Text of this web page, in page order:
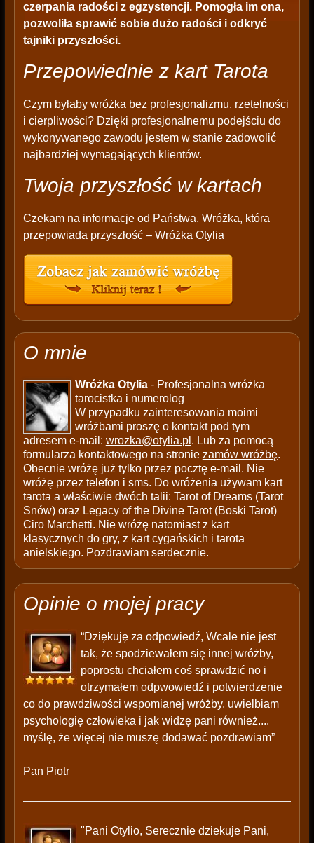
czerpania radości z egzystencji. Pomogła im ona,
pozwoliła sprawić sobie dużo radości i odkryć
tajniki przyszłości.
Przepowiednie z kart Tarota
Czym byłaby wróżka bez profesjonalizmu, rzetelności
i cierpliwości? Dzięki profesjonalnemu podejściu do
wykonywanego zawodu jestem w stanie zadowolić
najbardziej wymagających klientów.
Twoja przyszłość w kartach
Czekam na informacje od Państwa. Wróżka, która
przepowiada przyszłość – Wróżka Otylia
O mnie
Wróżka Otylia- Profesjonalna wróżka
tarocistka i numerolog
W przypadku zainteresowania moimi
wróżbami proszę o kontakt pod tym
adresem e-mail: wrozka@otylia.pl . Lub za pomocą
formularza kontaktowego na stronie zamów wróżbę.
Obecnie wróżę już tylko przez pocztę e-mail. Nie
wróżę przez telefon i sms. Do wróżenia używam kart
tarota a właściwie dwóch talii: Tarot of Dreams (Tarot
Snów) oraz Legacy of the Divine Tarot (Boski Tarot)
Ciro Marchetti. Nie wróżę natomiast z kart
klasycznych do gry, z kart cygańskich i tarota
anielskiego. Pozdrawiam serdecznie.
Opinie o mojej pracy
“Dziękuję za odpowiedź, Wcale nie jest
tak, że spodziewałem się innej wróżby,
poprostu chciałem coś sprawdzić no i
otrzymałem odpwowiedź i potwierdzenie
co do prawdziwości wspomianej wróżby. uwielbiam
psychologię człowieka i jak widzę pani również....
myślę, że więcej nie muszę dodawać pozdrawiam”
Pan Piotr
"Pani Otylio, Serecznie dziekuje Pani,